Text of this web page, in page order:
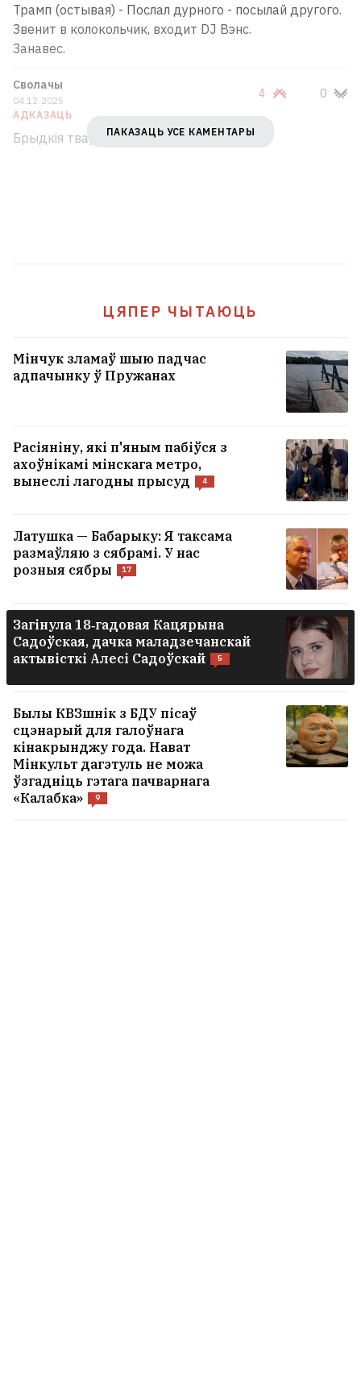
Трамп (остывая) - Послал дурного - посылай другого.
Звенит в колокольчик, входит DJ Вэнс.
Занавес.
Сволачы
04.12.2025
АДКАЗАЦЬ
4 0
Брыдкія твары, брудныя душы.
ПАКАЗАЦЬ УСЕ КАМЕНТАРЫ
ЦЯПЕР ЧЫТАЮЦЬ
Мінчук зламаў шыю падчас
адпачынку ў Пружанах
Расіяніну, які п'яным пабіўся з
ахоўнікамі мінскага метро,
вынеслі лагодны прысуд
4
Латушка — Бабарыку: Я таксама
размаўляю з сябрамі. У нас
розныя сябры
17
Загінула 18‑гадовая Кацярына
Садоўская, дачка маладзечанскай
актывісткі Алесі Садоўскай
5
Былы КВЗшнік з БДУ пісаў
сцэнарый для галоўнага
кінакрынджу года. Нават
Мінкульт дагэтуль не можа
ўзгадніць гэтага пачварнага
«Калабка»
9